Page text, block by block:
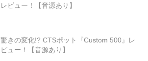
レビュー！【音源あり】
驚きの変化!? CTSポット『Custom 500』レ
ビュー！【音源あり】